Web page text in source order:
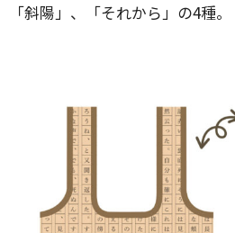
「斜陽」、「それから」の4種。